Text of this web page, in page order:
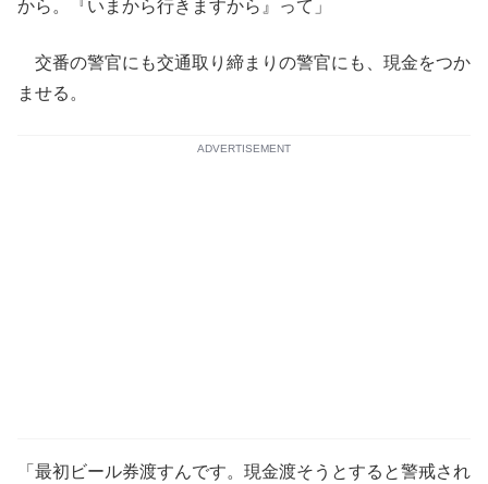
から。『いまから行きますから』って」
交番の警官にも交通取り締まりの警官にも、現金をつか
ませる。
ADVERTISEMENT
「最初ビール券渡すんです。現金渡そうとすると警戒され